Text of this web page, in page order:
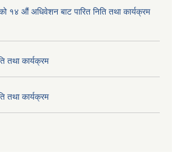
१४ औं अधिवेशन बाट पारित निति तथा कार्यक्रम
तथा कार्यक्रम
तथा कार्यक्रम